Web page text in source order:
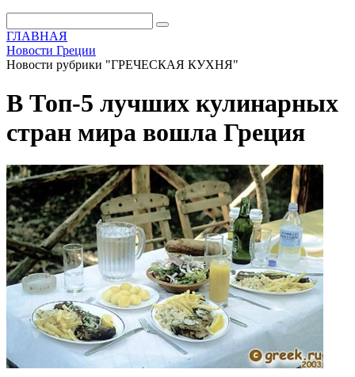
ГЛАВНАЯ
Новости Греции
Новости рубрики "ГРЕЧЕСКАЯ КУХНЯ"
В Топ-5 лучших кулинарных
стран мира вошла Греция